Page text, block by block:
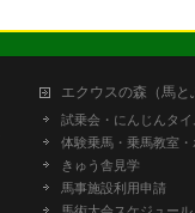
エクウスの森（馬と
試乗会・にんじんタイ
体験乗馬・乗馬教室
きゅう舎見学
馬事施設利用申請